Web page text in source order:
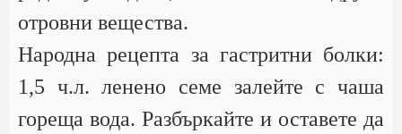
отровни вещества.
Народна рецепта за гастритни болки:
1,5 ч.л. ленено семе залейте с чаша
гореща вода. Разбъркайте и оставете да